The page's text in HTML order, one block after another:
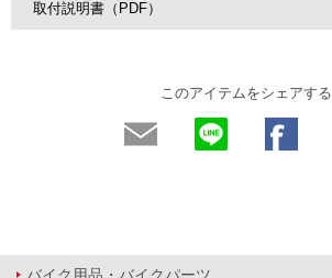
取付説明書（PDF）
このアイテムをシェアする